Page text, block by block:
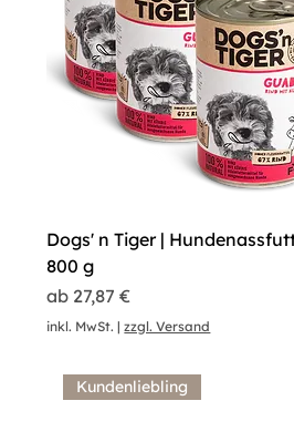
Dogs' n Tiger |
800 g
ab 27,87 €
Sale-Preis
inkl. MwSt. |zzgl. Versand
Kundenliebling